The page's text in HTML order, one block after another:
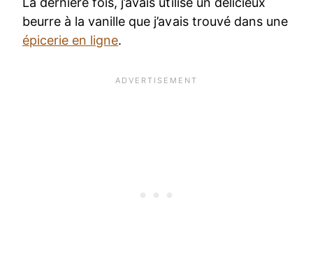
beurre à la vanille que j’avais trouvé dans une
épicerie en ligne.